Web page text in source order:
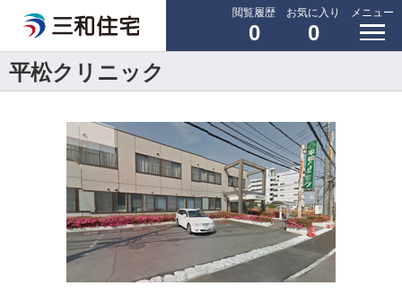
閲覧履歴
0
お気に入り
0
メニュー
平松クリニック